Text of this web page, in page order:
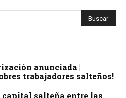
anunciada |
trabajadores salteños!
capital salteña entre las